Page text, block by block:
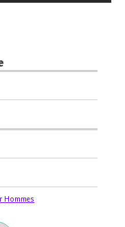
Hommes